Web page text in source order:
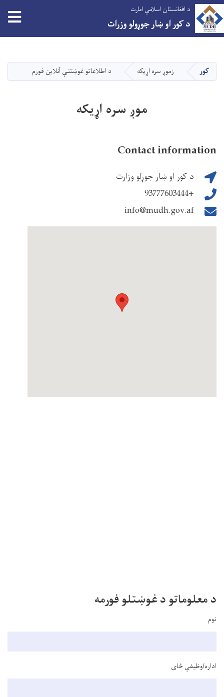
دانګل
د افغانستان اسلامي امارت
د کور او ښار جوړولو وزرات
کور زموږ سره اړیکه د اطلاعاتو غوښتنې آنلاین فورم
موږ سره اړیکه
Contact information
د کور او ښار جوړلو وزارت
+93777603444
info@mudh.gov.af
د معلوماتو د غوښتلو فورمه
نوم
اداره/وظیفې ځای